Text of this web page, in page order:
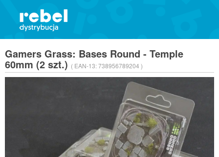
Gamers Grass: Bases Round - Temple
60mm (2 szt.) ( EAN-13:738956789204 )